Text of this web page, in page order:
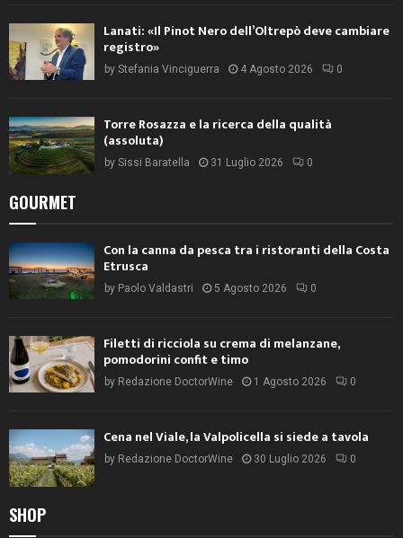
Lanati: «Il Pinot Nero dell’Oltrepò deve cambiare
registro»
by Stefania Vinciguerra 4 Agosto 2026 0
Torre Rosazza e la ricerca della qualità
(assoluta)
by Sissi Baratella 31 Luglio 2026 0
GOURMET
Con la canna da pesca tra i ristoranti della Costa
Etrusca
by Paolo Valdastri 5 Agosto 2026 0
Filetti di ricciola su crema di melanzane,
pomodorini confit e timo
by Redazione DoctorWine 1 Agosto 2026 0
Cena nel Viale, la Valpolicella si siede a tavola
by Redazione DoctorWine 30 Luglio 2026 0
SHOP